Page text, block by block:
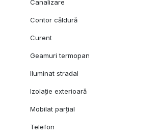
Canalizare
Contor căldură
Curent
Geamuri termopan
Iluminat stradal
Izolație exterioară
Mobilat parțial
Telefon